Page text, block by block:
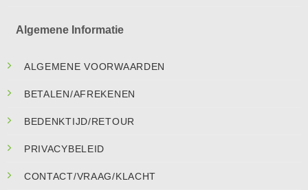
Algemene Informatie
ALGEMENE VOORWAARDEN
BETALEN/AFREKENEN
BEDENKTIJD/RETOUR
PRIVACYBELEID
CONTACT/VRAAG/KLACHT